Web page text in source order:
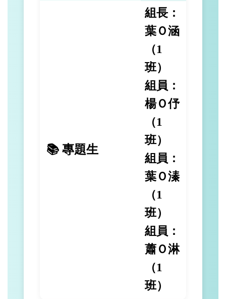
📚 專題生
組長：
葉Ｏ涵
（1
班）
組員：
楊Ｏ伃
（1
班）
組員：
葉Ｏ溱
（1
班）
組員：
蕭Ｏ淋
（1
班）